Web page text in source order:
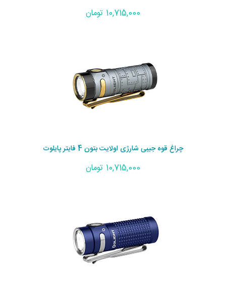
10,715,000 تومان
چراغ قوه جیبی شارژی اولایت بتون 4 فایتر پایلوت
10,715,000 تومان